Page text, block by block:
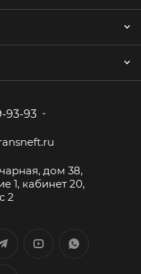
93-93
дом 38,
1, кабинет 20,
2